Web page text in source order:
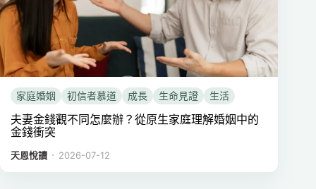
家庭婚姻 初信者慕道 成長 生命見證 生活
夫妻金錢觀不同怎麼辦？從原生家庭理解婚姻中的
金錢衝突
天恩悅讀 ． 2026-07-12